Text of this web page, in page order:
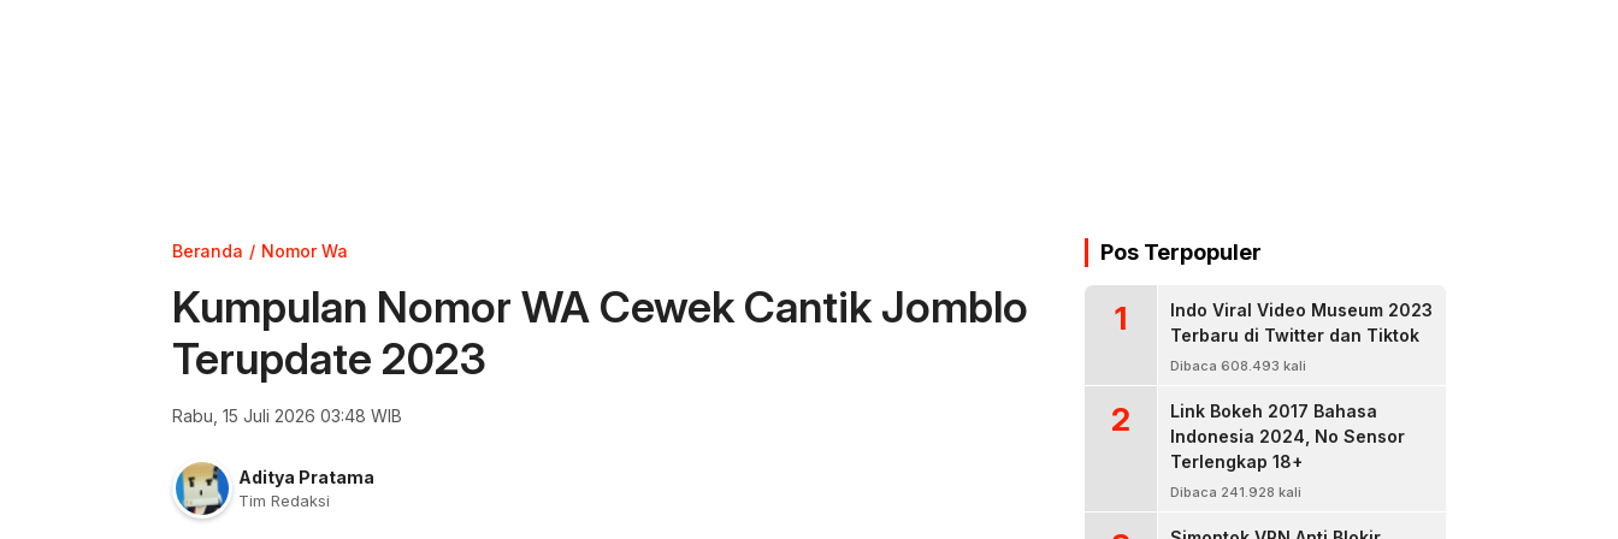
Beranda Nomor Wa
Kumpulan Nomor WA Cewek Cantik Jomblo
Terupdate 2023
Rabu, 15 Juli 2026 03:48 WIB
Aditya Pratama
Tim Redaksi
Pos Terpopuler
1
Indo Viral Video Museum 2023
Terbaru di Twitter dan Tiktok
Dibaca 608.493 kali
2
Link Bokeh 2017 Bahasa
Indonesia 2024, No Sensor
Terlengkap 18+
Dibaca 241.928 kali